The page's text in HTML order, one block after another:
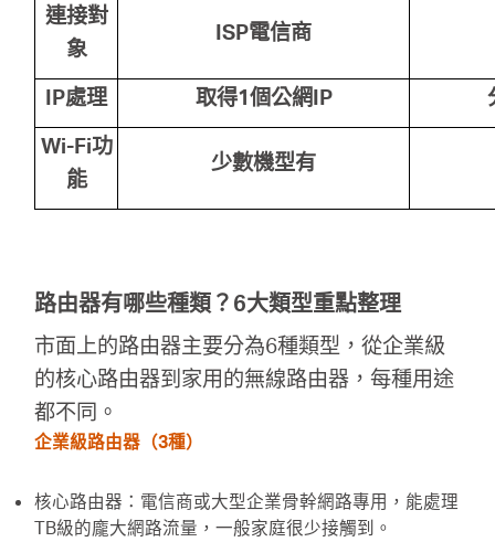
連接對
象
ISP電信商
IP處理 取得1個公網IP
Wi-Fi功
能
少數機型有
路由器有哪些種類？6大類型重點整理
市面上的路由器主要分為6種類型，從企業級
的核心路由器到家用的無線路由器，每種用途
都不同。
企業級路由器（3種）
核心路由器：電信商或大型企業骨幹網路專用，能處理
TB級的龐大網路流量，一般家庭很少接觸到。